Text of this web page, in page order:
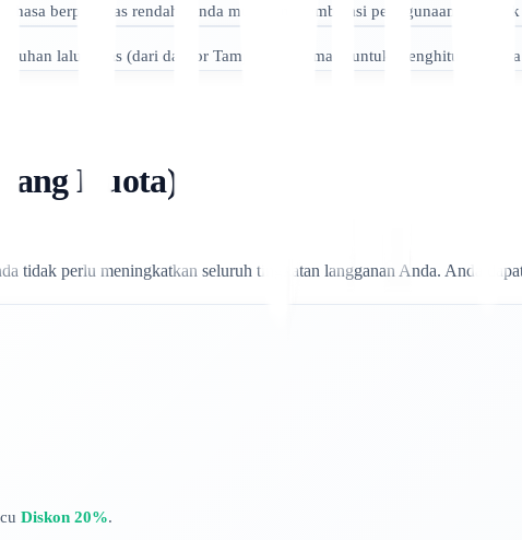
berprioritas rendah, Anda mungkin membatasi penggunaan AI
lalu lintas (dari dasbor Tampilan Halaman) untuk menghitung
Kuota)
tidak perlu meningkatkan seluruh tingkatan langganan Anda. Anda
Diskon 20%.